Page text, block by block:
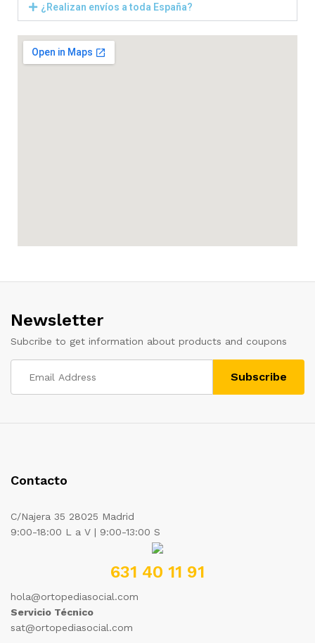
¿Realizan envíos a toda España?
Newsletter
Subcribe to get information about products and coupons
Contacto
C/Najera 35 28025 Madrid
9:00-18:00 L a V | 9:00-13:00 S
631 40 11 91
hola@ortopediasocial.com
Servicio Técnico
sat@ortopediasocial.com